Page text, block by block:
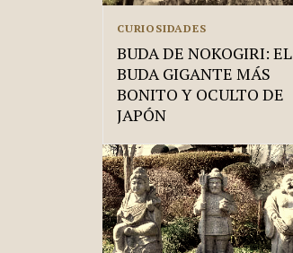
CURIOSIDADES
BUDA DE NOKOGIRI: EL
BUDA GIGANTE MÁS
BONITO Y OCULTO DE
JAPÓN